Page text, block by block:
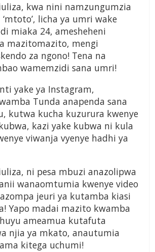
kwa nini namzungumzia
licha ya umri wake
miaka 24, amesheheni
mazitomazito, mengi
za ngono! Tena na
wamemzidi sana umri!
yake ya Instagram,
Tunda anapenda sana
kutwa kucha kuzurura kwenye
kazi yake kubwa ni kula
viwanja vyenye hadhi ya
ni pesa mbuzi anazolipwa
wanaomtumia kwenye video
jeuri ya kutamba kiasi
Yapo madai mazito kwamba
ameamua kutafuta
njia ya mkato, anautumia
kitega uchumi!